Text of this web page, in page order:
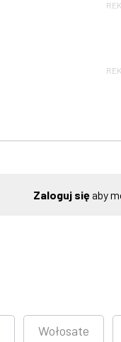
Zaloguj sięaby
Wołosate